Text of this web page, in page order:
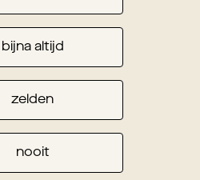
bijna altijd
zelden
nooit